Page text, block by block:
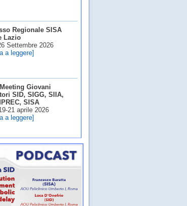
Regionale SISA
Lazio
Settembre 2026
a leggere]
Giovani
SID, SIGG, SIIA,
SISA
21 aprile 2026
a leggere]